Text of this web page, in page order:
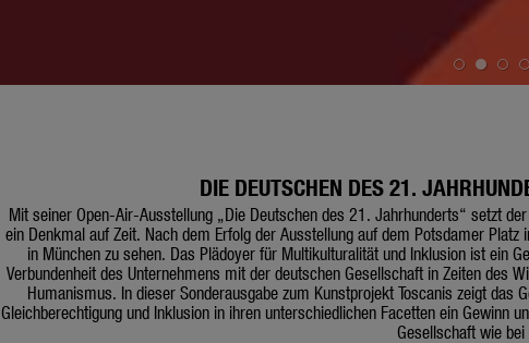
DIE DEUTSCHEN DES 21.
Mit seiner Open-Air-Ausstellung „Die Deutschen des 21. Jahrhunderts“ setzt
ein Denkmal auf Zeit. Nach dem Erfolg der Ausstellung auf dem Potsdamer
in München zu sehen. Das Plädoyer für Multikulturalität und Inklusion ist ein
Verbundenheit des Unternehmens mit der deutschen Gesellschaft in Zeiten des
Humanismus. In dieser Sonderausgabe zum Kunstprojekt Toscanis zeigt das
Gleichberechtigung und Inklusion in ihren unterschiedlichen Facetten ein
Gesellschaft wie bei